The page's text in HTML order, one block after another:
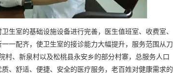
生室的基础设施设备进行完善，医生值班室、收费室、
一配齐，使卫生室的接诊能力大幅提升，服务范围从刀
村、新泉村以及松桃县永安乡的部分村寨，总服务人口
、舒适、便捷、安全的医疗服务，老百姓对健康需求的